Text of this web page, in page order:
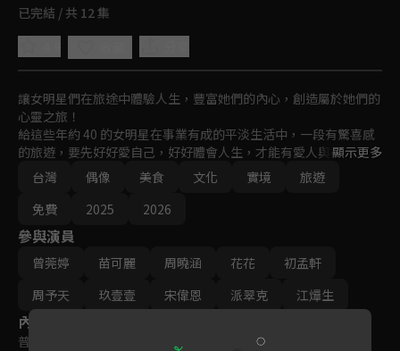
已完結 / 共 12 集
讓女明星們在旅途中體驗人生，豐富她們的內心，創造屬於她們的
心靈之旅！
給這些年約 40 的女明星在事業有成的平淡生活中，一段有驚喜感
的旅遊，要先好好愛自己，好好體會人生，才能有愛人與被愛的勇
氣。
這段旅途中有什麼樣的驚喜等著她們？與帥哥不期而遇的情況下，
是否會有浪漫火花？驚奇「旅」明星即將出發！
顯示更多
台灣
偶像 美食 文化 實境
旅遊
免費
2025 2026
參與演員
曾莞婷 苗可麗 周曉涵 花花
初孟軒
周予天
玖壹壹 宋偉恩 派翠克 江𤒹生
內容標籤
普遍級